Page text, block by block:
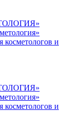
косметологов и
косметологов и